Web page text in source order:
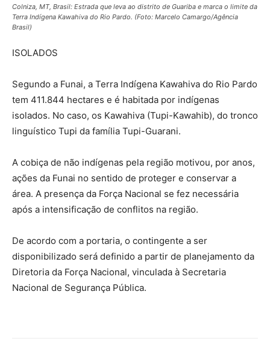
Colniza, MT, Brasil: Estrada que leva ao distrito de Guariba e marca o limite da
Terra Indígena Kawahiva do Rio Pardo. (Foto: Marcelo Camargo/Agência
Brasil)
ISOLADOS
Segundo a Funai, a Terra Indígena Kawahiva do Rio Pardo
tem 411.844 hectares e é habitada por indígenas
isolados. No caso, os Kawahiva (Tupi-Kawahib), do tronco
linguístico Tupi da família Tupi-Guarani.
A cobiça de não indígenas pela região motivou, por anos,
ações da Funai no sentido de proteger e conservar a
área. A presença da Força Nacional se fez necessária
após a intensificação de conflitos na região.
De acordo com a portaria, o contingente a ser
disponibilizado será definido a partir de planejamento da
Diretoria da Força Nacional, vinculada à Secretaria
Nacional de Segurança Pública.